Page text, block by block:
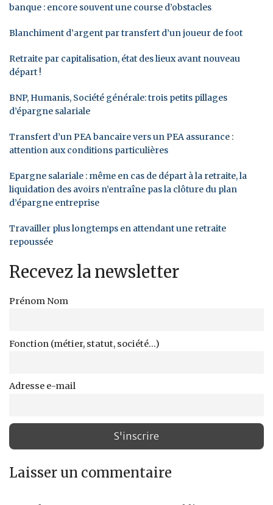
banque : encore souvent une course d’obstacles
Blanchiment d’argent par transfert d’un joueur de foot
Retraite par capitalisation, état des lieux avant nouveau
départ !
BNP, Humanis, Société générale: trois petits pillages
d’épargne salariale
Transfert d’un PEA bancaire vers un PEA assurance :
attention aux conditions particulières
Epargne salariale : même en cas de départ à la retraite, la
liquidation des avoirs n’entraîne pas la clôture du plan
d’épargne entreprise
Travailler plus longtemps en attendant une retraite
repoussée
Recevez la newsletter
Prénom Nom
Fonction (métier, statut, société...)
Adresse e-mail
Laisser un commentaire